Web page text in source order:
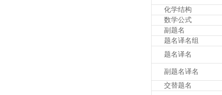
化学结构
数学公式
副题名
题名译名组
题名译名
副题名译名
交替题名